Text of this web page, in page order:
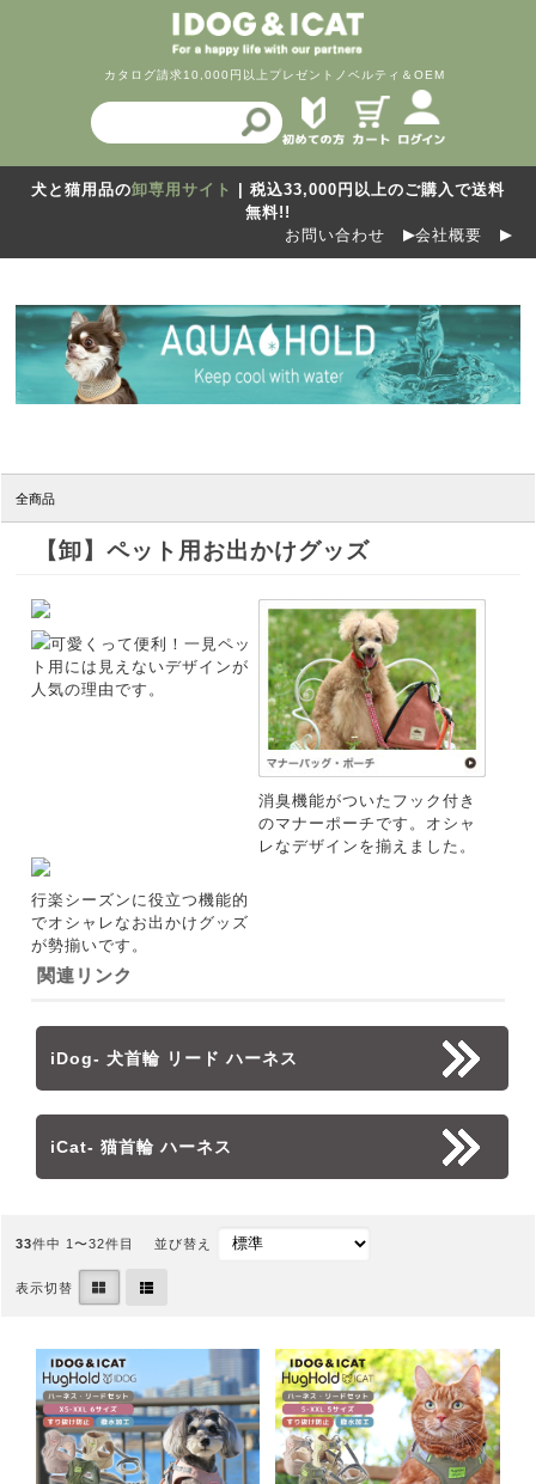
カタログ請求10,000円以上プレゼント ノベルティ＆OEM
犬と猫用品の卸専用サイト
| 税込33,000円以上のご購入で送料
無料!!
お問い合わせ
会社概要
全商品
【卸】ペット用お出かけグッズ
可愛くって便利！一見ペッ
ト用には見えないデザインが
人気の理由です。
消臭機能がついたフック付き
のマナーポーチです。オシャ
レなデザインを揃えました。
行楽シーズンに役立つ機能的
でオシャレなお出かけグッズ
が勢揃いです。
関連リンク
iDog- 犬首輪 リード ハーネス
iCat- 猫首輪 ハーネス
33件中 1〜32件目 並び替え
表示切替